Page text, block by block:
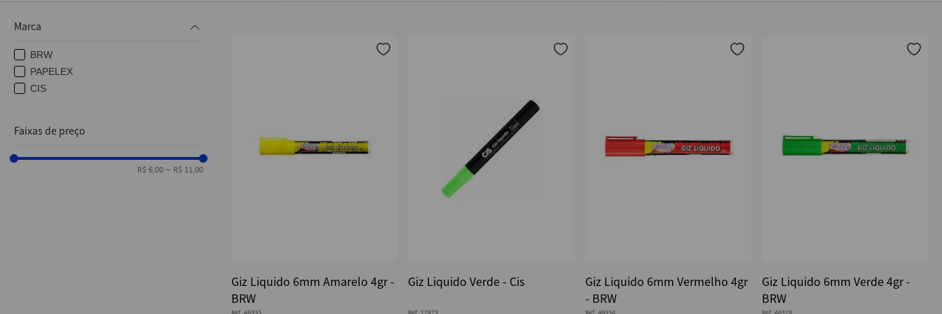
Marca
BRW
PAPELEX
CIS
Faixas de preço
R$ 6,00 – R$ 11,00
Giz Liquido 6mm Amarelo 4gr -
BRW
Giz Liquido Verde - Cis
Giz Liquido 6mm Vermelho 4gr
- BRW
Giz Liquido 6mm Verde 4gr -
BRW